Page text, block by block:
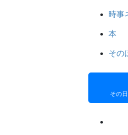
時事
本
その
その